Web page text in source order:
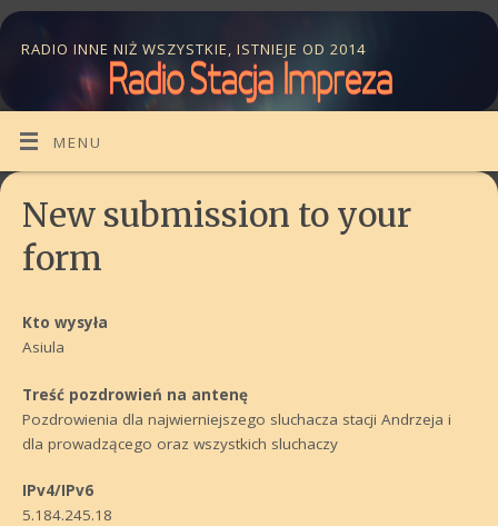
RADIO INNE NIŻ WSZYSTKIE, ISTNIEJE OD 2014
MENU
New submission to your
form
Kto wysyła
Asiula
Treść pozdrowień na antenę
Pozdrowienia dla najwierniejszego sluchacza stacji Andrzeja i
dla prowadzącego oraz wszystkich sluchaczy
IPv4/IPv6
5.184.245.18